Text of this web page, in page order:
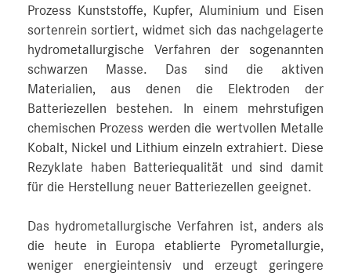
Prozess Kunststoffe, Kupfer, Aluminium und Eisen
sortenrein sortiert, widmet sich das nachgelagerte
hydrometallurgische Verfahren der sogenannten
schwarzen Masse. Das sind die aktiven
Materialien, aus denen die Elektroden der
Batteriezellen bestehen. In einem mehrstufigen
chemischen Prozess werden die wertvollen Metalle
Kobalt, Nickel und Lithium einzeln extrahiert. Diese
Rezyklate haben Batteriequalität und sind damit
für die Herstellung neuer Batteriezellen geeignet.
Das hydrometallurgische Verfahren ist, anders als
die heute in Europa etablierte Pyrometallurgie,
weniger energieintensiv und erzeugt geringere